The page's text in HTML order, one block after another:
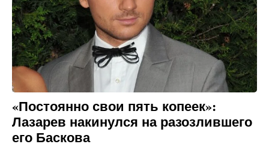
«Постоянно свои пять копеек»:
Лазарев накинулся на разозлившего
его Баскова